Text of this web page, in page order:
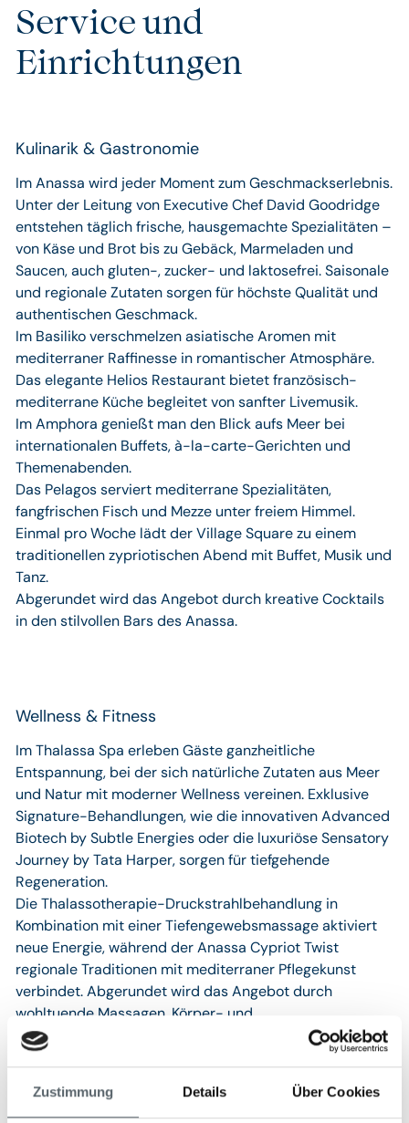
Zustimmung Details Über Cookies
Service und
Einrichtungen
Kulinarik & Gastronomie
Im Anassa wird jeder Moment zum Geschmackserlebnis.
Unter der Leitung von Executive Chef David Goodridge
entstehen täglich frische, hausgemachte Spezialitäten –
von Käse und Brot bis zu Gebäck, Marmeladen und
Saucen, auch gluten-, zucker- und laktosefrei. Saisonale
und regionale Zutaten sorgen für höchste Qualität und
authentischen Geschmack.
Im Basiliko verschmelzen asiatische Aromen mit
mediterraner Raffinesse in romantischer Atmosphäre.
Das elegante Helios Restaurant bietet französisch-
mediterrane Küche begleitet von sanfter Livemusik.
Im Amphora genießt man den Blick aufs Meer bei
internationalen Buffets, à-la-carte-Gerichten und
Themenabenden.
Das Pelagos serviert mediterrane Spezialitäten,
fangfrischen Fisch und Mezze unter freiem Himmel.
Einmal pro Woche lädt der Village Square zu einem
traditionellen zypriotischen Abend mit Buffet, Musik und
Tanz.
Abgerundet wird das Angebot durch kreative Cocktails
in den stilvollen Bars des Anassa.
Wellness & Fitness
Im Thalassa Spa erleben Gäste ganzheitliche
Entspannung, bei der sich natürliche Zutaten aus Meer
und Natur mit moderner Wellness vereinen. Exklusive
Signature-Behandlungen, wie die innovativen Advanced
Biotech by Subtle Energies oder die luxuriöse Sensatory
Journey by Tata Harper, sorgen für tiefgehende
Regeneration.
Die Thalassotherapie-Druckstrahlbehandlung in
Kombination mit einer Tiefengewebsmassage aktiviert
neue Energie, während der Anassa Cypriot Twist
regionale Traditionen mit mediterraner Pflegekunst
verbindet. Abgerundet wird das Angebot durch
wohltuende Massagen, Körper- und
Gesichtsbehandlungen, Rituale für Paare sowie
Anwendungen für Kinder und Jugendliche.